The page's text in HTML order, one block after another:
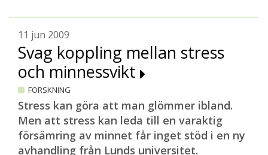
11 jun 2009
Svag koppling mellan stress
och minnessvikt
FORSKNING
Stress kan göra att man glömmer ibland.
Men att stress kan leda till en varaktig
försämring av minnet får inget stöd i en ny
avhandling från Lunds universitet.